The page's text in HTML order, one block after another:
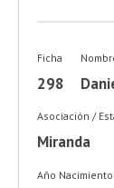
Ficha
298
Asociación /
Miranda
Año Nacimiento